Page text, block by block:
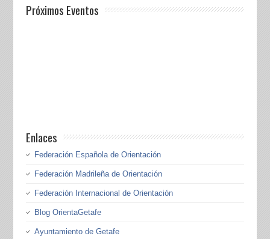
Próximos Eventos
Enlaces
Federación Española de Orientación
Federación Madrileña de Orientación
Federación Internacional de Orientación
Blog OrientaGetafe
Ayuntamiento de Getafe